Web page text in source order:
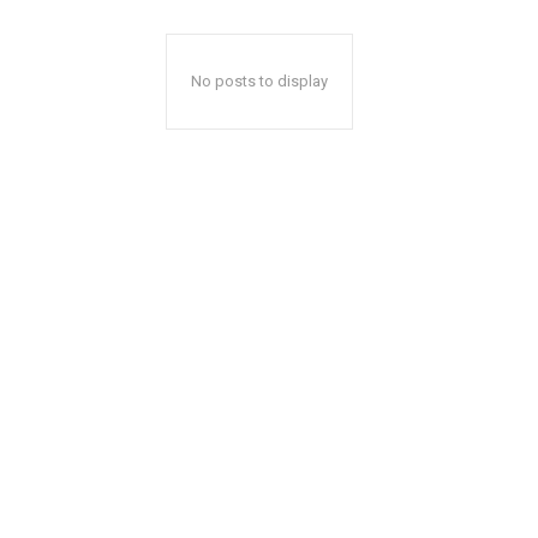
No posts to display